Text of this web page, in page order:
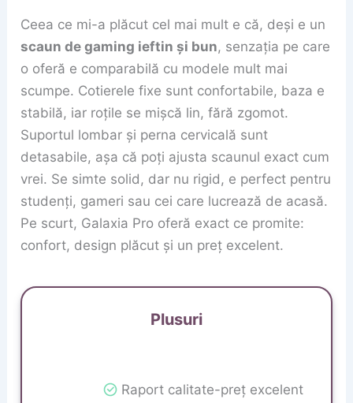
Ceea ce mi-a plăcut cel mai mult e că, deși e un
scaun de gaming ieftin și bun, senzația pe care
o oferă e comparabilă cu modele mult mai
scumpe. Cotierele fixe sunt confortabile, baza e
stabilă, iar roțile se mișcă lin, fără zgomot.
Suportul lombar și perna cervicală sunt
detasabile, așa că poți ajusta scaunul exact cum
vrei. Se simte solid, dar nu rigid, e perfect pentru
studenți, gameri sau cei care lucrează de acasă.
Pe scurt, Galaxia Pro oferă exact ce promite:
confort, design plăcut și un preț excelent.
Plusuri
Raport calitate-preț excelent